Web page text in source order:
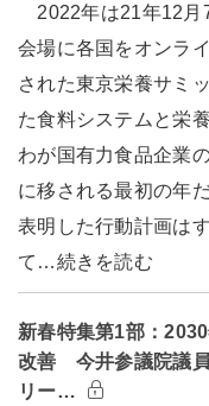
2022年は21年12月
会場に各国をオンラ
された東京栄養サミ
た食料システムと栄
わが国有力食品企業
に移される最初の年
表明した行動計画は
て…続きを読む
新春特集第1部：
改善 今井参議院議
リー…